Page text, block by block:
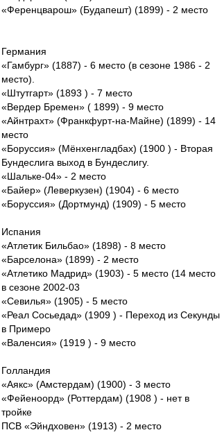
«Ференцварош» (Будапешт) (1899) - 2 место
Германия
«Гамбург» (1887) - 6 место (в сезоне 1986 - 2
место).
«Штутгарт» (1893 ) - 7 место
«Вердер Бремен» ( 1899) - 9 место
«Айнтрахт» (Франкфурт-на-Майне) (1899) - 14
место
«Боруссия» (Мёнхенгладбах) (1900 ) - Вторая
Бундеслига выход в Бундеслигу.
«Шальке-04» - 2 место
«Байер» (Леверкузен) (1904) - 6 место
«Боруссия» (Дортмунд) (1909) - 5 место
Испания
«Атлетик Бильбао» (1898) - 8 место
«Барселона» (1899) - 2 место
«Атлетико Мадрид» (1903) - 5 место (14 место
в сезоне 2002-03
«Севилья» (1905) - 5 место
«Реал Сосьедад» (1909 ) - Переход из Секунды
в Примеро
«Валенсия» (1919 ) - 9 место
Голландия
«Аякс» (Амстердам) (1900) - 3 место
«Фейеноорд» (Роттердам) (1908 ) - нет в
тройке
ПСВ «Эйндховен» (1913) - 2 место